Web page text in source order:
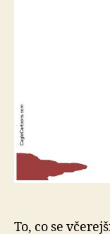
To, co se